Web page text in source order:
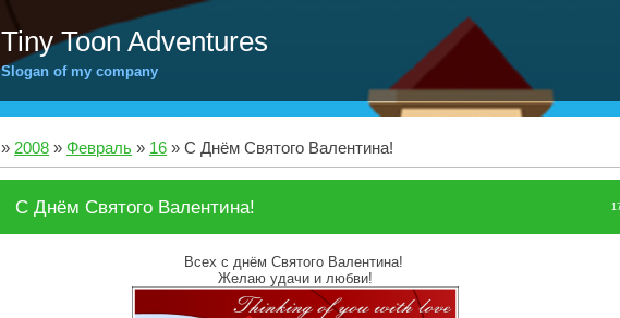
Tiny Toon Adventures
Slogan of my company
» 2008 » Февраль » 16 » С Днём Святого Валентина!
С Днём Святого Валентина!
Всех с днём Святого Валентина!
Желаю удачи и любви!